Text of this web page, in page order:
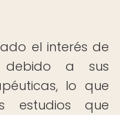
el interés de
debido a sus
lo que
estudios que